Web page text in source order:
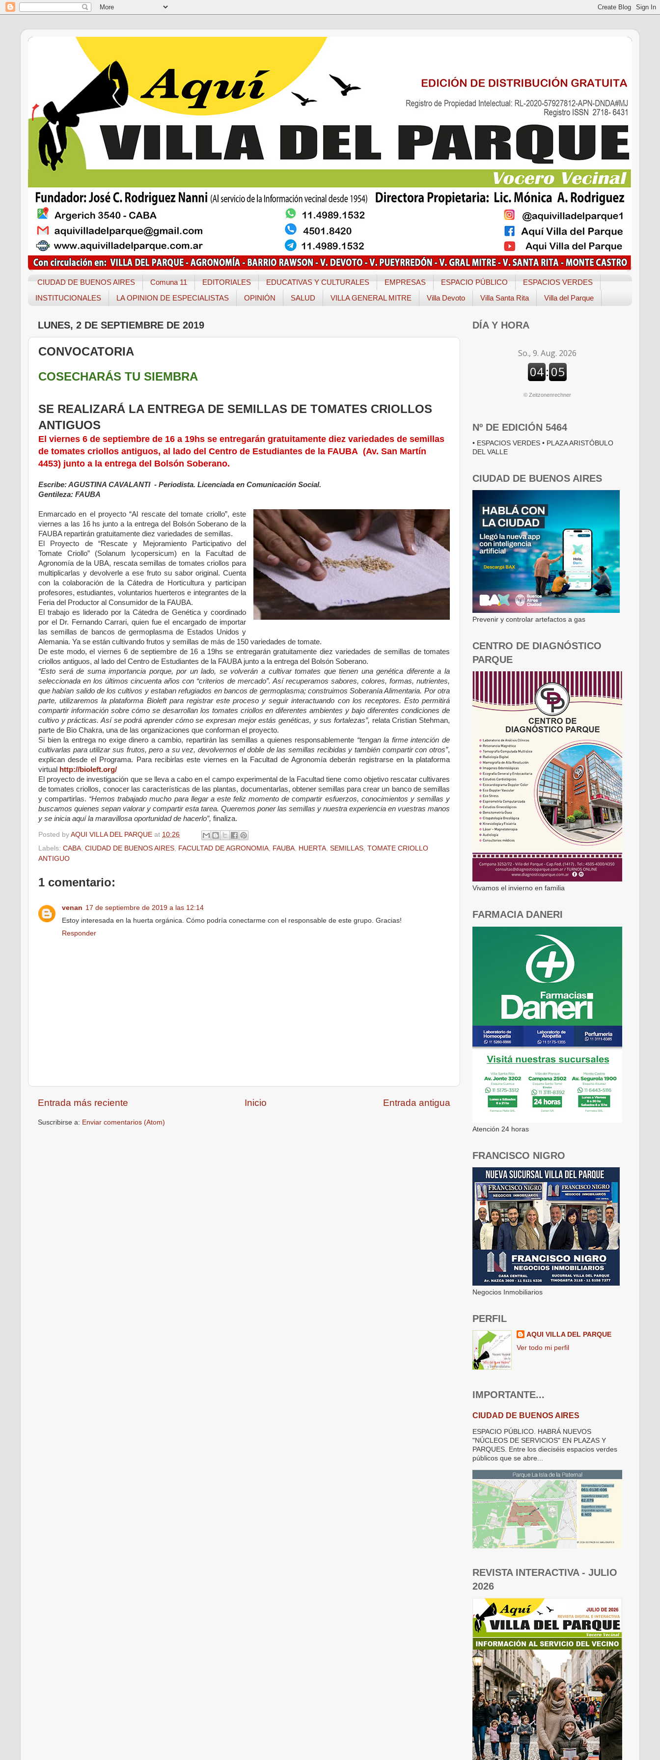
CIUDAD DE BUENOS AIRES Comuna 11 EDITORIALES EDUCATIVAS Y CULTURALES EMPRESAS ESPACIO PÚBLICO
ESPACIOS VERDES
INSTITUCIONALES
LA OPINION DE ESPECIALISTAS OPINIÓN SALUD VILLA GENERAL MITRE Villa Devoto Villa Santa Rita Villa del Parque
LUNES, 2 DE SEPTIEMBRE DE 2019
CONVOCATORIA
COSECHARÁS TU SIEMBRA
SE REALIZARÁ LA ENTREGA DE SEMILLAS DE TOMATES CRIOLLOS
ANTIGUOS
El viernes 6 de septiembre de 16 a 19hs se entregarán gratuitamente diez variedades de semillas
de tomates criollos antiguos, al lado del Centro de Estudiantes de la FAUBA (Av. San Martín
4453) junto a la entrega del Bolsón Soberano.
Escribe: AGUSTINA CAVALANTI - Periodista. Licenciada en Comunicación Social.
Gentileza: FAUBA
Enmarcado en el proyecto “Al rescate del tomate criollo”, este
viernes a las 16 hs junto a la entrega del Bolsón Soberano de la
FAUBA repartirán gratuitamente diez variedades de semillas.
El Proyecto de “Rescate y Mejoramiento Participativo del
Tomate Criollo” (Solanum lycopersicum) en la Facultad de
Agronomía de la UBA, rescata semillas de tomates criollos para
multiplicarlas y devolverle a ese fruto su sabor original. Cuenta
con la colaboración de la Cátedra de Horticultura y participan
profesores, estudiantes, voluntarios huerteros e integrantes de la
Feria del Productor al Consumidor de la FAUBA.
El trabajo es liderado por la Cátedra de Genética y coordinado
por el Dr. Fernando Carrari, quien fue el encargado de importar
las semillas de bancos de germoplasma de Estados Unidos y
Alemania. Ya se están cultivando frutos y semillas de más de 150 variedades de tomate.
De este modo, el viernes 6 de septiembre de 16 a 19hs se entregarán gratuitamente diez variedades de semillas de tomates
criollos antiguos, al lado del Centro de Estudiantes de la FAUBA junto a la entrega del Bolsón Soberano.
“Esto será de suma importancia porque, por un lado, se volverán a cultivar tomates que tienen una genética diferente a la
seleccionada en los últimos cincuenta años con “criterios de mercado”. Así recuperamos sabores, colores, formas, nutrientes,
que habían salido de los cultivos y estaban refugiados en bancos de germoplasma; construimos Soberanía Alimentaria. Por otra
parte, utilizaremos la plataforma Bioleft para registrar este proceso y seguir interactuando con los receptores. Esto permitirá
compartir información sobre cómo se desarrollan los tomates criollos en diferentes ambientes y bajo diferentes condiciones de
cultivo y prácticas. Así se podrá aprender cómo se expresan mejor estás genéticas, y sus fortalezas”, relata Cristian Stehman,
parte de Bio Chakra, una de las organizaciones que conforman el proyecto.
Si bien la entrega no exige dinero a cambio, repartirán las semillas a quienes responsablemente “tengan la firme intención de
cultivarlas para utilizar sus frutos, pero a su vez, devolvernos el doble de las semillas recibidas y también compartir con otros”,
explican desde el Programa. Para recibirlas este viernes en la Facultad de Agronomía deberán registrarse en la plataforma
virtual http://bioleft.org/
El proyecto de investigación que se lleva a cabo en el campo experimental de la Facultad tiene como objetivo rescatar cultivares
de tomates criollos, conocer las características de las plantas, documentarlas, obtener semillas para crear un banco de semillas
y compartirlas. “Hemos trabajado mucho para llegar a este feliz momento de compartir esfuerzos, conocimientos y semillas y
buscamos quienes sepan valorar y compartir esta tarea. Queremos poner las semillas y nuestra experiencia en vuestras manos
y se inicia aquí la maravillosa oportunidad de hacerlo”, finaliza.
Posted by AQUI VILLA DEL PARQUE at 10:26
Labels: CABA CIUDAD DE BUENOS AIRES FACULTAD DE AGRONOMIA FAUBA HUERTA SEMILLAS TOMATE CRIOLLO
ANTIGUO
1 comentario:
venan 17 de septiembre de 2019 a las 12:14
Estoy interesada en la huerta orgánica. Cómo podría conectarme con el responsable de este grupo. Gracias!
Responder
Entrada más reciente Entrada antigua
Inicio
Suscribirse a: Enviar comentarios (Atom)
DÍA Y HORA
© Zeitzonenrechner
Nº DE EDICIÓN 5464
• ESPACIOS VERDES • PLAZA ARISTÓBULO
DEL VALLE
CIUDAD DE BUENOS AIRES
Prevenir y controlar artefactos a gas
CENTRO DE DIAGNÓSTICO
PARQUE
Vivamos el invierno en familia
FARMACIA DANERI
Atención 24 horas
FRANCISCO NIGRO
Negocios Inmobiliarios
PERFIL
AQUI VILLA DEL PARQUE
Ver todo mi perfil
IMPORTANTE...
CIUDAD DE BUENOS AIRES
ESPACIO PÚBLICO. HABRÁ NUEVOS
"NÚCLEOS DE SERVICIOS" EN PLAZAS Y
PARQUES. Entre los dieciséis espacios verdes
públicos que se abre...
REVISTA INTERACTIVA - JULIO
2026